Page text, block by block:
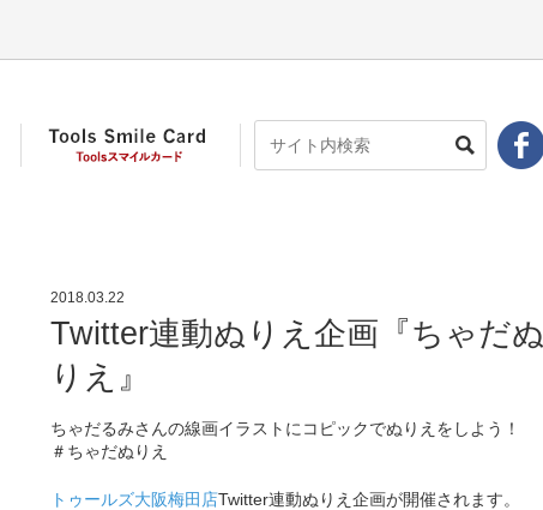
2018.03.22
Twitter連動ぬりえ企画『ちゃだぬ
りえ』
ちゃだるみさんの線画イラストにコピックでぬりえをしよう！
＃ちゃだぬりえ
トゥールズ大阪梅田店Twitter連動ぬりえ企画が開催されます。